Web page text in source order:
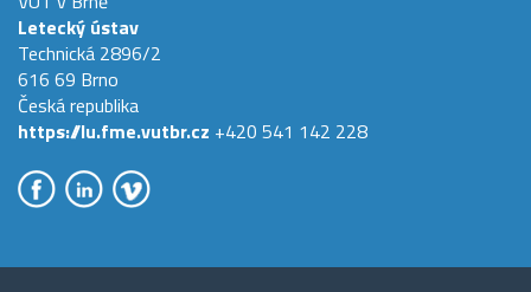
Letecký ústav
Technická 2896/2
616 69 Brno
Česká republika
https://lu.fme.vutbr.cz +420 541 142 228